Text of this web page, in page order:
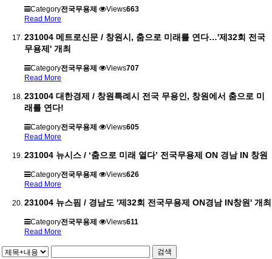
Category전국무용제 Views663
Read More
231004 메트로신문 / 창원시, 춤으로 미래를 연다…'제32회 전국
무용제' 개최
Category전국무용제 Views707
Read More
231004 대한경제 / 창원특례시 전국 무용인, 창원에서 춤으로 미
래를 연다!
Category전국무용제 Views605
Read More
231004 뉴시스 / ‘춤으로 미래 열다’ 전국무용제 ON 경남 IN 창원
Category전국무용제 Views626
Read More
231004 뉴스핌 / 경남도 '제32회 전국무용제 ON경남 IN창원' 개최
Category전국무용제 Views611
Read More
검색